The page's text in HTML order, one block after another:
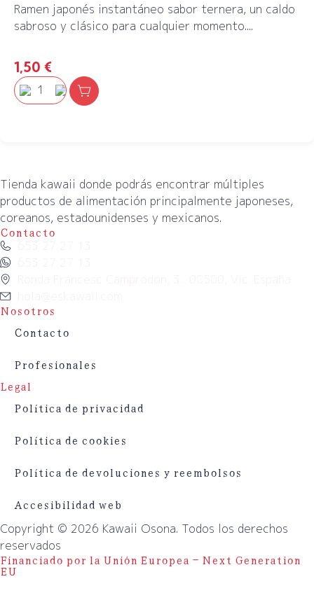
Ramen japonés instantáneo sabor ternera, un caldo
sabroso y clásico para cualquier momento....
1,50 €
Tienda kawaii donde podrás encontrar múltiples
productos de alimentación principalmente japoneses,
coreanos, estadounidenses y mexicanos.
Contacto
Nosotros
Contacto
Profesionales
Legal
Política de privacidad
Política de cookies
Política de devoluciones y reembolsos
Accesibilidad web
Copyright © 2026 Kawaii Osona. Todos los derechos
reservados
Financiado por la Unión Europea – Next Generation
EU